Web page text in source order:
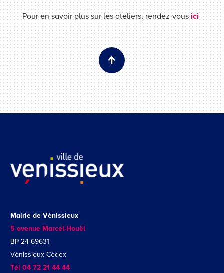
Pour en savoir plus sur les ateliers, rendez-vousici
Mairie de Vénissieux
5 avenue Marcel-Houël
BP 24 69631
Vénissieux Cédex
Tél 04 72 21 44 44